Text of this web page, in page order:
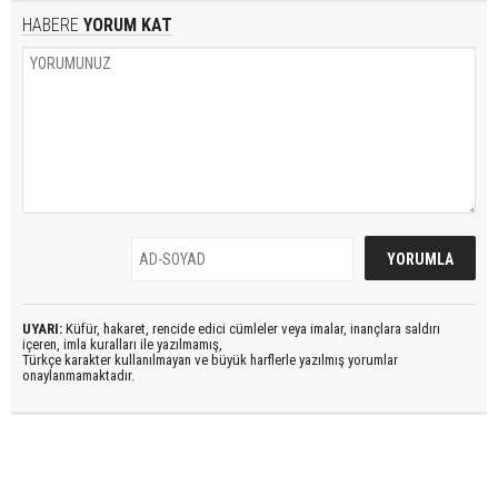
HABERE YORUM KAT
UYARI: Küfür, hakaret, rencide edici cümleler veya imalar, inançlara saldırı
içeren, imla kuralları ile yazılmamış,
Türkçe karakter kullanılmayan ve büyük harflerle yazılmış yorumlar
onaylanmamaktadır.